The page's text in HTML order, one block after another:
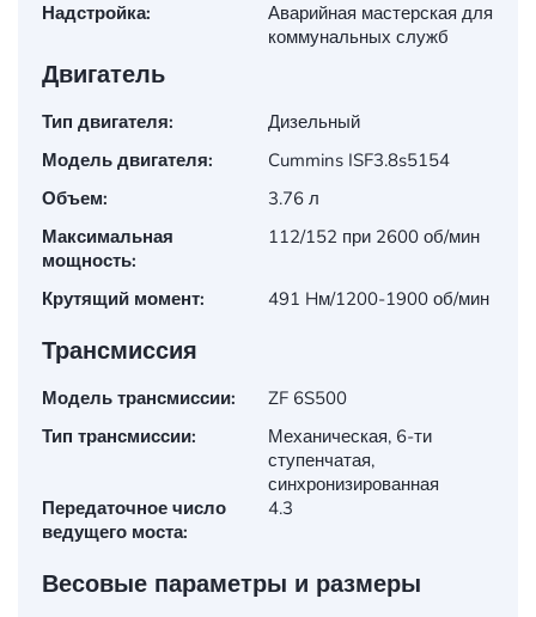
Надстройка:
Аварийная мастерская для
коммунальных служб
Двигатель
Тип двигателя:
Дизельный
Модель двигателя:
Cummins ISF3.8s5154
Объем:
3.76 л
Максимальная
мощность:
112/152 при 2600 об/мин
Крутящий момент: 491 Hм/1200-1900 об/мин
Трансмиссия
Модель трансмиссии:
ZF 6S500
Тип трансмиссии:
Механическая, 6-ти
ступенчатая,
синхронизированная
Передаточное число
ведущего моста:
4.3
Весовые параметры и размеры